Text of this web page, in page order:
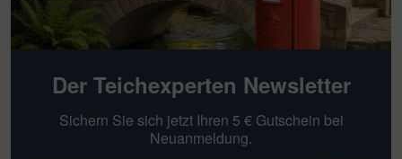
Der Teichexperten Newsletter
Sichern Sie sich jetzt Ihren 5 € Gutschein bei
Neuanmeldung.